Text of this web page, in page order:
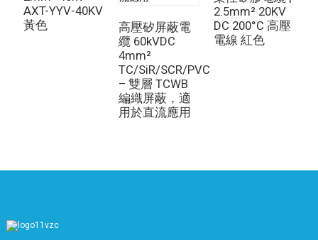
AXT-YYV-40KV
黃色
高壓矽屏蔽電
纜 60kVDC
4mm²
TC/SiR/SCR/PVC
– 雙層 TCWB
編織屏蔽，適
用於直流應用
2.5mm² 20KV
DC 200°C 高壓
電線 紅色